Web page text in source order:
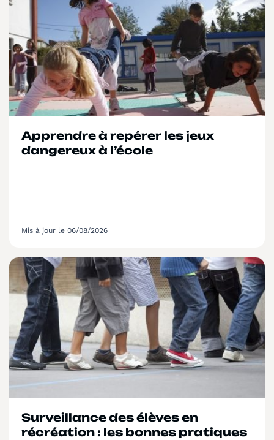
Apprendre à repérer les jeux
dangereux à l’école
Mis à jour le 06/08/2026
Surveillance des élèves en
récréation : les bonnes pratiques